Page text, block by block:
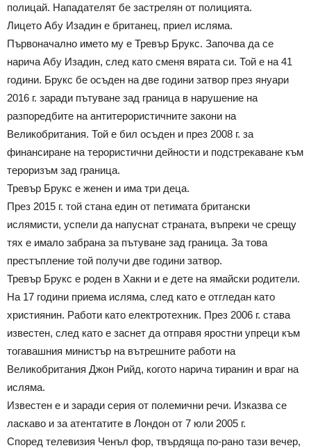
полицай. Нападателят бе застрелян от полицията.
Лицето Абу Изадин е британец, приел исляма.
Първоначално името му е Тревър Брукс. Започва да се
нарича Абу Изадин, след като сменя вярата си. Той е на 41
години. Брукс бе осъден на две години затвор през януари
2016 г. заради пътуване зад граница в нарушение на
разпоредбите на антитерористичните закони на
Великобритания. Той е бил осъден и през 2008 г. за
финансиране на терористични дейности и подстрекаване към
тероризъм зад граница.
Тревър Брукс е женен и има три деца.
През 2015 г. той стана един от петимата британски
ислямисти, успели да напуснат страната, въпреки че срещу
тях е имало забрана за пътуване зад граница. За това
престъпление той получи две години затвор.
Тревър Брукс е роден в Хакни и е дете на ямайски родители.
На 17 години приема исляма, след като е отгледан като
християнин. Работи като електротехник. През 2006 г. става
известен, след като е заснет да отправя яростни упреци към
тогавашния министър на вътрешните работи на
Великобритания Джон Рийд, когото нарича тиранин и враг на
исляма.
Известен е и заради серия от полемични речи. Изказва се
ласкаво и за атентатите в Лондон от 7 юли 2005 г.
Според телевизия Ченъл фор, твърдяща по-рано тази вечер,